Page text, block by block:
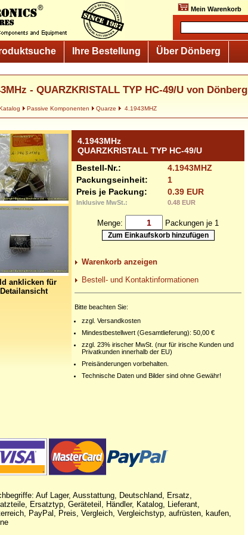
Mein Warenkorb
Ihre Bestellung Über Dönberg
- QUARZKRISTALL TYP HC-49/U von Dönberg
Passive Komponenten Quarze 4.1943MHZ
anklicken für
Detailansicht
4.1943MHz
QUARZKRISTALL TYP HC-49/U
Bestell-Nr.:
4.1943MHZ
Packungseinheit:
1
Preis je Packung:
0.39 EUR
Inklusive MwSt.: 0.48 EUR
Menge: Packungen je 1
Warenkorb anzeigen
Bestell- und Kontaktinformationen
Bitte beachten Sie:
zzgl. Versandkosten
Mindestbestellwert (Gesamtlieferung): 50,00 €
zzgl. 23% irischer MwSt. (nur für irische Kunden und
Privatkunden innerhalb der EU)
Preisänderungen vorbehalten.
Technische Daten und Bilder sind ohne Gewähr!
Auf Lager, Ausstattung, Deutschland, Ersatz,
Ersatztyp, Geräteteil, Händler, Katalog, Lieferant,
PayPal, Preis, Vergleich, Vergleichstyp, aufrüsten, kaufen,